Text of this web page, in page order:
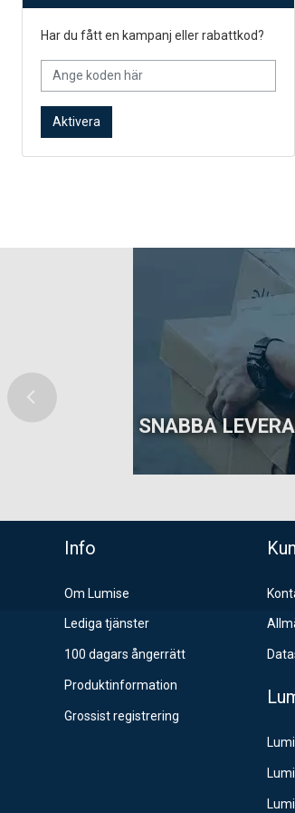
Har du fått en kampanj eller rabattkod?
Aktivera
SNABBA
Info
Om Lumise
Lediga tjänster
100 dagars ångerrätt
Produktinformation
Grossist registrering